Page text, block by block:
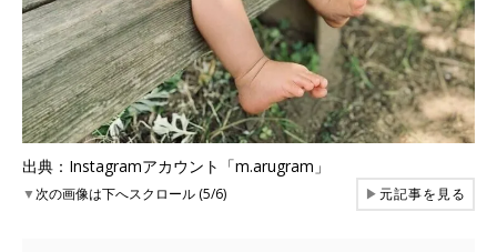
出典：Instagramアカウント「m.arugram」
▼次の画像は下へスクロール (5/6) ▶元記事を見る